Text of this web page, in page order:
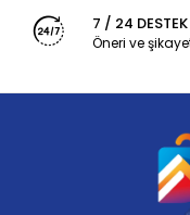
7 / 24 DESTEK
Öneri ve